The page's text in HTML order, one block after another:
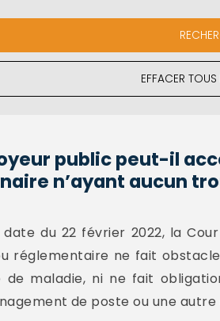
EFFACER TOUS
public peut-il
n’ayant aucun
du 22 février 2022, la
réglementaire ne fait
maladie, ni ne fait
de poste ou une